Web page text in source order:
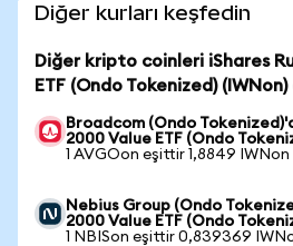
Diğer kurları keşfedin
Diğer kripto coinleri iShares
ETF (Ondo Tokenized)
Broadcom (Ondo
2000 Value ETF (Ondo
1 AVGOon eşittir 1,8849 IWNon
Nebius Group (Ondo
2000 Value ETF (Ondo
1 NBISon eşittir 0,839369